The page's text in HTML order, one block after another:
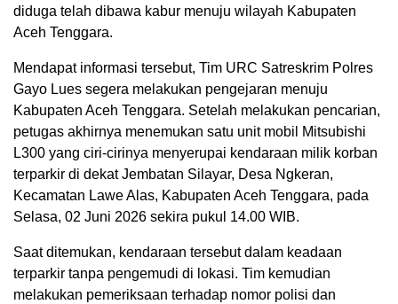
diduga telah dibawa kabur menuju wilayah Kabupaten
Aceh Tenggara.
Mendapat informasi tersebut, Tim URC Satreskrim Polres
Gayo Lues segera melakukan pengejaran menuju
Kabupaten Aceh Tenggara. Setelah melakukan pencarian,
petugas akhirnya menemukan satu unit mobil Mitsubishi
L300 yang ciri-cirinya menyerupai kendaraan milik korban
terparkir di dekat Jembatan Silayar, Desa Ngkeran,
Kecamatan Lawe Alas, Kabupaten Aceh Tenggara, pada
Selasa, 02 Juni 2026 sekira pukul 14.00 WIB.
Saat ditemukan, kendaraan tersebut dalam keadaan
terparkir tanpa pengemudi di lokasi. Tim kemudian
melakukan pemeriksaan terhadap nomor polisi dan